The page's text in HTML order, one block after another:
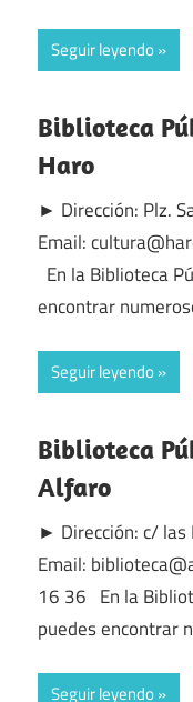
Seguir leyendo
Biblioteca
Haro
► Dirección: Plz.
Email:
En la Biblioteca
encontrar
Seguir leyendo
Biblioteca
Alfaro
► Dirección: c/ las
Email:
16 36 En la
puedes encontrar
Seguir leyendo